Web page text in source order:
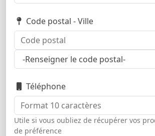
Code postal - Ville
Téléphone
Utile si vous oubliez de récupérer vos
de préférence